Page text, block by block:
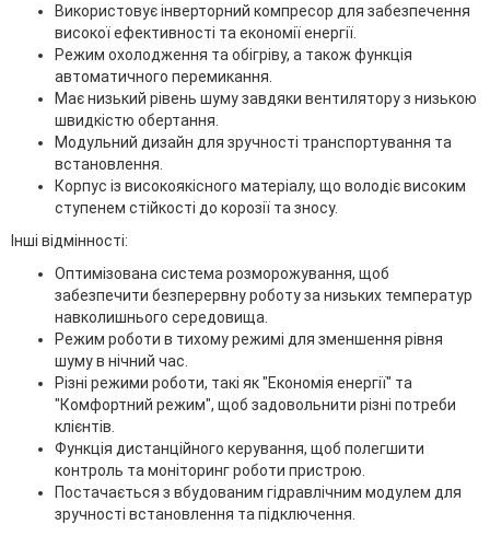
Використовує інверторний компресор для забезпечення
високої ефективності та економії енергії.
Режим охолодження та обігріву, а також функція
автоматичного перемикання.
Має низький рівень шуму завдяки вентилятору з низькою
швидкістю обертання.
Модульний дизайн для зручності транспортування та
встановлення.
Корпус із високоякісного матеріалу, що володіє високим
ступенем стійкості до корозії та зносу.
Інші відмінності:
Оптимізована система розморожування, щоб
забезпечити безперервну роботу за низьких температур
навколишнього середовища.
Режим роботи в тихому режимі для зменшення рівня
шуму в нічний час.
Різні режими роботи, такі як "Економія енергії" та
"Комфортний режим", щоб задовольнити різні потреби
клієнтів.
Функція дистанційного керування, щоб полегшити
контроль та моніторинг роботи пристрою.
Постачається з вбудованим гідравлічним модулем для
зручності встановлення та підключення.